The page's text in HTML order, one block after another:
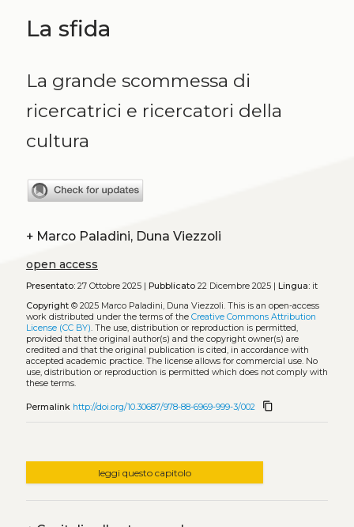
La sfida
La grande scommessa di
ricercatrici e ricercatori della
cultura
+ Marco Paladini, Duna Viezzoli
open access
Presentato:27 Ottobre 2025 | Pubblicato22 Dicembre 2025 | Lingua:it
Copyright© 2025 Marco Paladini, Duna Viezzoli. This is an open-access
work distributed under the terms of the Creative Commons Attribution
License (CC BY). The use, distribution or reproduction is permitted,
provided that the original author(s) and the copyright owner(s) are
credited and that the original publication is cited, in accordance with
accepted academic practice. The license allows for commercial use. No
use, distribution or reproduction is permitted which does not comply with
these terms.
Permalink http://doi.org/10.30687/978-88-6969-999-3/002 content_copy
leggi questo capitolo